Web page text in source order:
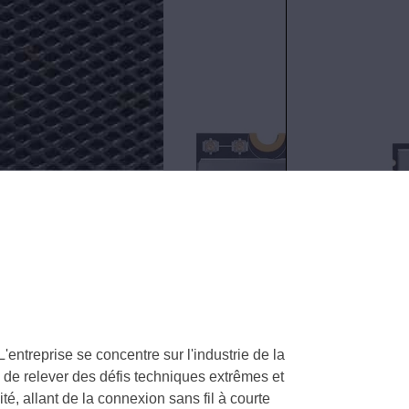
2.4
GHz/5.8
GHz/6
GHz
pour
Contactez-
nous
maintenant
se concentre sur l'industrie de la
relever des défis techniques extrêmes et
allant de la connexion sans fil à courte